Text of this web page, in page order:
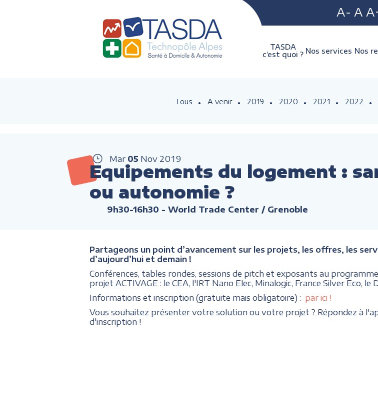
A- A
TASDA
c’est quoi ? Nos services Nos
Tous A venir 2019 2020 2021 2022
Mar 05 Nov 2019
Equipements du logement :
ou autonomie ?
9h30-16h30 - World Trade Center / Grenoble
Partageons un point d’avancement sur les projets, les offres, les
d’aujourd’hui et demain !
Conférences, tables rondes, sessions de pitch et exposants au
projet ACTIVAGE : le CEA, l'IRT Nano Elec, Minalogic, France Silver Eco,
Informations et inscription (gratuite mais obligatoire) : par ici !
Vous souhaitez présenter votre solution ou votre projet ? Répondez à
d'inscription !